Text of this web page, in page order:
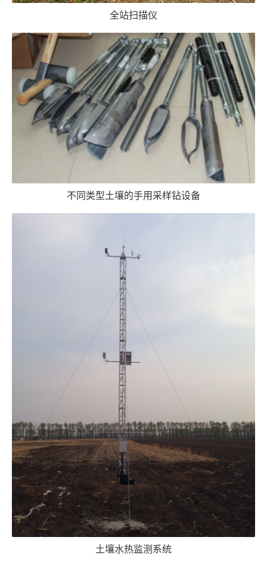
全站扫描仪
不同类型土壤的手用采样钻设备
土壤水热监测系统